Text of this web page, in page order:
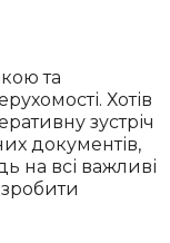
та
Хотів
зустріч
документів,
на всі важливі